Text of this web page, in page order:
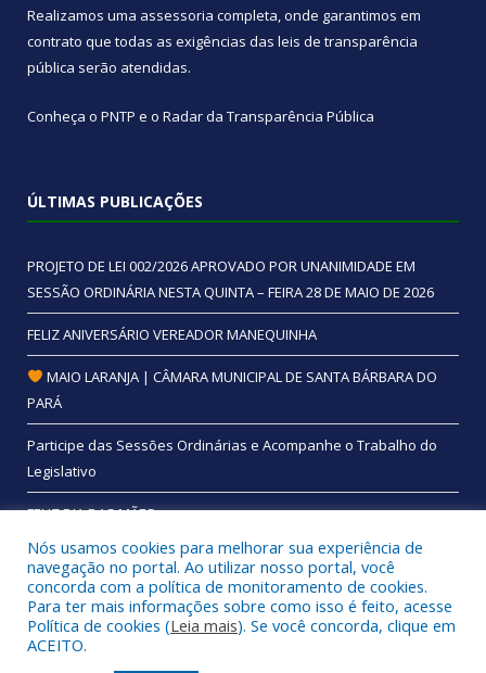
Realizamos uma assessoria completa, onde garantimos em
contrato que todas as exigências das leis de transparência
pública serão atendidas.
Conheça o PNTP e o Radar da Transparência Pública
ÚLTIMAS PUBLICAÇÕES
PROJETO DE LEI 002/2026 APROVADO POR UNANIMIDADE EM
SESSÃO ORDINÁRIA NESTA QUINTA – FEIRA 28 DE MAIO DE 2026
FELIZ ANIVERSÁRIO VEREADOR MANEQUINHA
MAIO LARANJA | CÂMARA MUNICIPAL DE SANTA BÁRBARA DO
PARÁ
Participe das Sessões Ordinárias e Acompanhe o Trabalho do
Legislativo
FELIZ DIA DAS MÃES
Todos os direitos reservados a Câmara Municipal de Santa
Bárbara do Pará.
Nós usamos cookies para melhorar sua experiência de
navegação no portal. Ao utilizar nosso portal, você
concorda com a política de monitoramento de cookies.
Para ter mais informações sobre como isso é feito, acesse
Política de cookies (Leia mais). Se você concorda, clique em
ACEITO.